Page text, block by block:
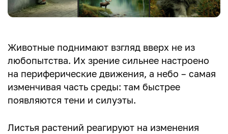
Животные поднимают взгляд вверх не из
любопытства. Их зрение сильнее настроено
на периферические движения, а небо – самая
изменчивая часть среды: там быстрее
появляются тени и силуэты.
Листья растений реагируют на изменения